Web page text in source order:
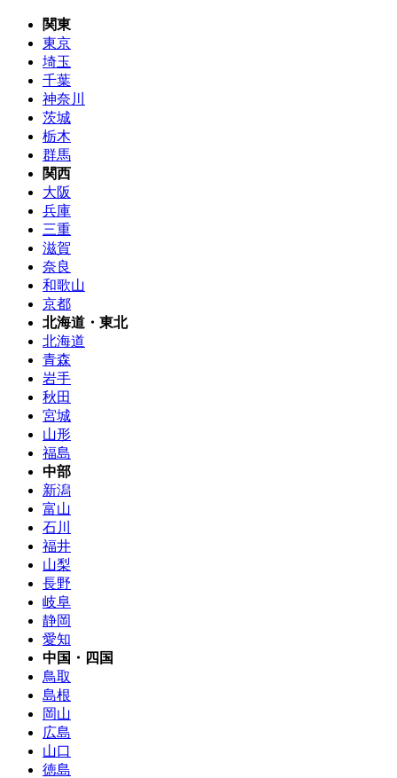
関東
東京
埼玉
千葉
神奈川
茨城
栃木
群馬
関西
大阪
兵庫
三重
滋賀
奈良
和歌山
京都
北海道・東北
北海道
青森
岩手
秋田
宮城
山形
福島
中部
新潟
富山
石川
福井
山梨
長野
岐阜
静岡
愛知
中国・四国
鳥取
島根
岡山
広島
山口
徳島